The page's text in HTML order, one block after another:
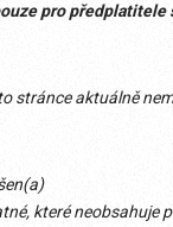
pro předplatitele
stránce aktuálně
které neobsahuje